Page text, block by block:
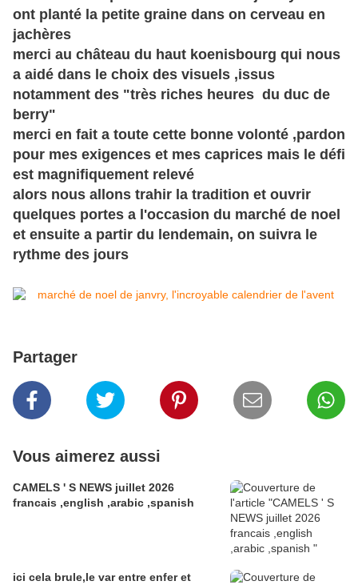
ont planté la petite graine dans on cerveau en
jachères
merci au château du haut koenisbourg qui nous
a aidé dans le choix des visuels ,issus
notamment des "très riches heures du duc de
berry"
merci en fait a toute cette bonne volonté ,pardon
pour mes exigences et mes caprices mais le défi
est magnifiquement relevé
alors nous allons trahir la tradition et ouvrir
quelques portes a l'occasion du marché de noel
et ensuite a partir du lendemain, on suivra le
rythme des jours
Partager
Vous aimerez aussi
CAMELS ' S NEWS juillet 2026
francais ,english ,arabic ,spanish
ici cela brule,le var entre enfer et